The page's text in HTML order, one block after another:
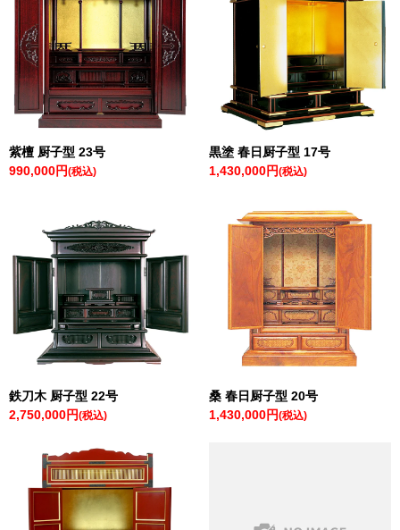
紫檀 厨子型 23号
990,000円(税込)
黒塗 春日厨子型 17号
1,430,000円(税込)
鉄刀木 厨子型 22号
2,750,000円(税込)
桑 春日厨子型 20号
1,430,000円(税込)